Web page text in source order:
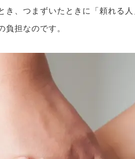
き、つまずいたときに「頼れる
担なのです。